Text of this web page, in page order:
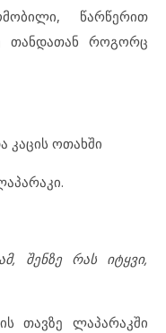
წარწერით
თანდათან როგორც
კაცის ოთახში
შენზე რას იტყვი,
თავზე ლაპარაკში